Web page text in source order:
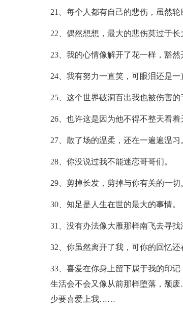
21、每个人都有自己的悲伤，虽然
22、偶然想想，最大的悲伤莫过于
23、我的心情像解开了花一样，豁然
24、我有努力一直笑，可眼泪还是一
25、这个世界破洞百出我也被伤害
26、也许这是因为他不得不整天看
27、散了场的温柔，还在一遍遍温习
28、你没说过我不能迷恋哥哥们。
29、剪掉长发，剪掉与你有关的一切
30、知足是人生在世的最大的事情。
31、没有办法像大雁那样南飞去寻
32、你虽然离开了我，可你的回忆
33、喜爱在你身上留下属于我的印
生活会不会又像从前那样堕落，颓
少要喜爱上我……